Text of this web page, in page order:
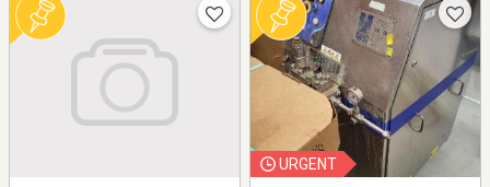
URGENT